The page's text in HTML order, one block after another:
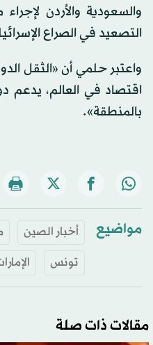
والسعودية والأردن
التصعيد في الصراع
واعتبر حلمي أن «الثقل
اقتصاد في العالم، يدعم
بالمنطقة».
مواضيع أخبار الصين
تونس
مقالات ذات صلة